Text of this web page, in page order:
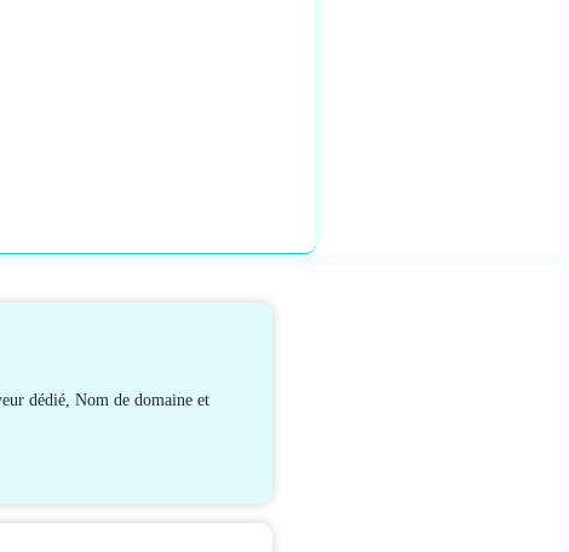
dédié, Nom de domaine et